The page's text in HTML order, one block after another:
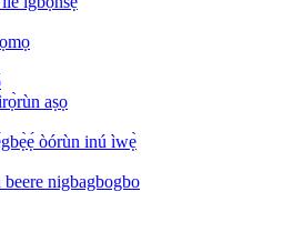
aṣọ
òórùn inú ìwẹ̀
nigbagbogbo